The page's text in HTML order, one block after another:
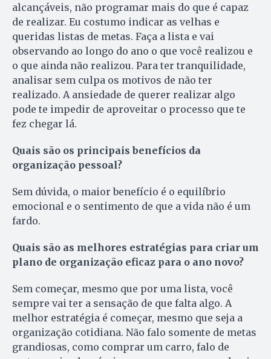
alcançáveis, não programar mais do que é capaz
de realizar. Eu costumo indicar as velhas e
queridas listas de metas. Faça a lista e vai
observando ao longo do ano o que você realizou e
o que ainda não realizou. Para ter tranquilidade,
analisar sem culpa os motivos de não ter
realizado. A ansiedade de querer realizar algo
pode te impedir de aproveitar o processo que te
fez chegar lá.
Quais são os principais benefícios da
organização pessoal?
Sem dúvida, o maior benefício é o equilíbrio
emocional e o sentimento de que a vida não é um
fardo.
Quais são as melhores estratégias para criar um
plano de organização eficaz para o ano novo?
Sem começar, mesmo que por uma lista, você
sempre vai ter a sensação de que falta algo. A
melhor estratégia é começar, mesmo que seja a
organização cotidiana. Não falo somente de metas
grandiosas, como comprar um carro, falo de